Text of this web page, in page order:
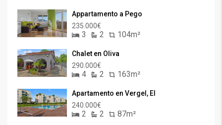
Appartamento a Pego
235.000€
3 2 104m²
Chalet en Oliva
290.000€
4 2 163m²
Apartamento en Vergel, El
240.000€
2 2 87m²